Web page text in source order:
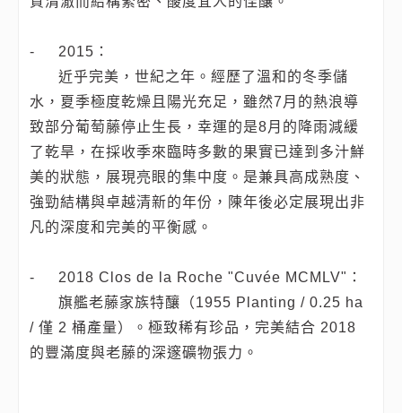
-
2015：
近乎完美，世紀之年。經歷了溫和的冬季儲
水，夏季極度乾燥且陽光充足，雖然7月的熱浪導
致部分葡萄藤停止生長，幸運的是8月的降雨減緩
了乾旱，在採收季來臨時多數的果實已達到多汁鮮
美的狀態，展現亮眼的集中度。是兼具高成熟度、
強勁結構與卓越清新的年份，陳年後必定展現出非
凡的深度和完美的平衡感。
-
2018 Clos de la Roche "Cuvée MCMLV"：
旗艦老藤家族特釀（1955 Planting / 0.25 ha
/ 僅 2 桶產量）。極致稀有珍品，完美結合 2018
的豐滿度與老藤的深邃礦物張力。